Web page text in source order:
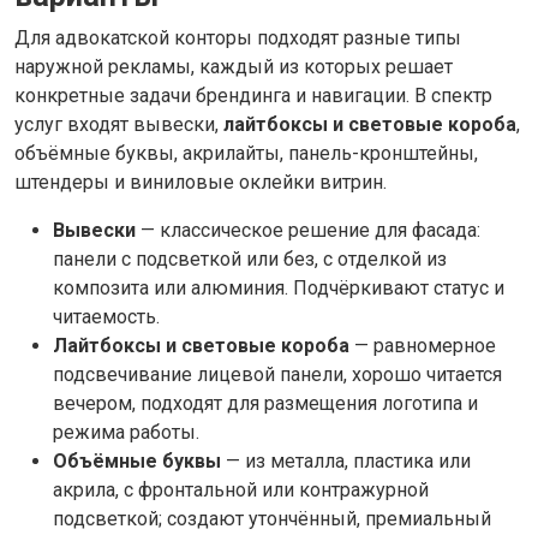
Для адвокатской конторы подходят разные типы
наружной рекламы, каждый из которых решает
конкретные задачи брендинга и навигации. В спектр
услуг входят вывески, лайтбоксы и световые короба,
объёмные буквы, акрилайты, панель-кронштейны,
штендеры и виниловые оклейки витрин.
Вывески — классическое решение для фасада:
панели с подсветкой или без, с отделкой из
композита или алюминия. Подчёркивают статус и
читаемость.
Лайтбоксы и световые короба — равномерное
подсвечивание лицевой панели, хорошо читается
вечером, подходят для размещения логотипа и
режима работы.
Объёмные буквы — из металла, пластика или
акрила, с фронтальной или контражурной
подсветкой; создают утончённый, премиальный